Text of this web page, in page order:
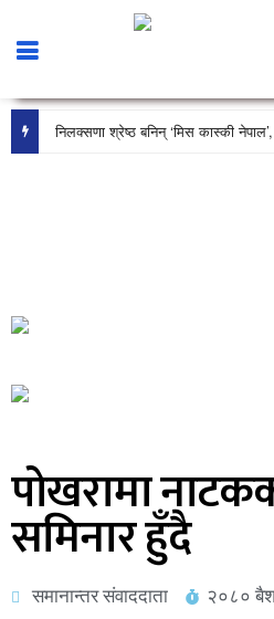
पोखरामा
समिनार हुँदै
समानान्तर संवाददाता २०८०